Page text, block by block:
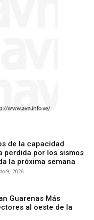
de la capacidad
perdida por los sismos
la próxima semana
9, 2026
Guarenas Más
al oeste de la